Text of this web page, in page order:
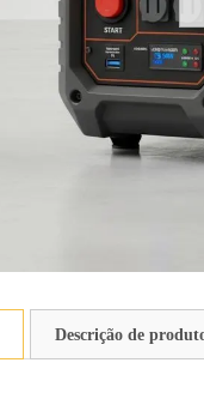
Descrição de